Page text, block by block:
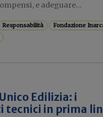
e adeguare...
Responsabilità
Fondazione
Edilizia: i
tecnici in prima